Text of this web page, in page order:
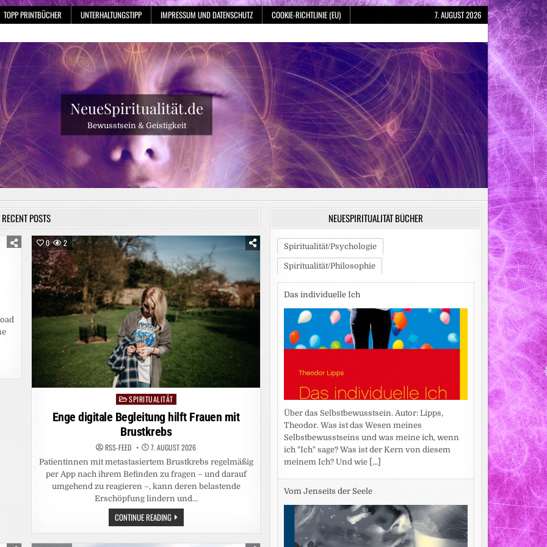
TOPP PRINTBÜCHER UNTERHALTUNGSTIPP IMPRESSUM UND DATENSCHUTZ COOKIE-RICHTLINIE (EU) 7. AUGUST 2026
NeueSpiritualität.de
Bewusstsein & Geistigkeit
RECENT POSTS
0 2
Posted
in
SPIRITUALITÄT
Enge digitale Begleitung hilft Frauen mit
Brustkrebs
RSS-FEED 7. AUGUST 2026
Patientinnen mit metastasiertem Brustkrebs regelmäßig
per App nach ihrem Befinden zu fragen – und darauf
umgehend zu reagieren –, kann deren belastende
Erschöpfung lindern und…
CONTINUE READINGENGE
DIGITALE
BEGLEITUNG
HILFT
NEUESPIRITUALITÄT BÜCHER
Spiritualität/Psychologie
Spiritualität/Philosophie
Das individuelle Ich
Über das Selbstbewusstsein. Autor: Lipps,
Theodor. Was ist das Wesen meines
Selbstbewusstseins und was meine ich, wenn
ich "Ich" sage? Was ist der Kern von diesem
meinem Ich? Und wie [...]
Vom Jenseits der Seele